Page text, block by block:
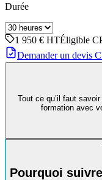
Durée
1 950 € HTÉligible
Demander un devis
Tout ce qu’il faut
formation avec
Pourquoi